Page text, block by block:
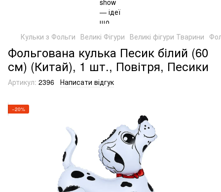
Кульки з Фольги Великі Фігури Великі фігури Тварини
Фольгована кулька Песик білий (60
см) (Китай), 1 шт., Повітря, Песики
Артикул: 2396 Написати відгук
−20%